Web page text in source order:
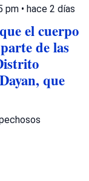
pm • hace 2 días
el cuerpo
de las
que